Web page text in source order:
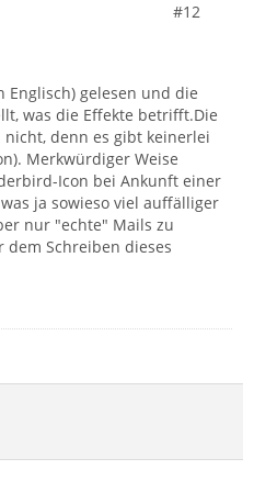
#12
Englisch) gelesen und die
was die Effekte betrifft.Die
denn es gibt keinerlei
Merkwürdiger Weise
Icon bei Ankunft einer
ja sowieso viel auffälliger
nur "echte" Mails zu
dem Schreiben dieses